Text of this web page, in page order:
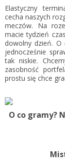
Elastyczny
cecha naszych
meczów. Na
macie tydzień
dowolny dzień.
jednocześnie
tak niskie.
zasobność
prostu się chce
O co gramy?